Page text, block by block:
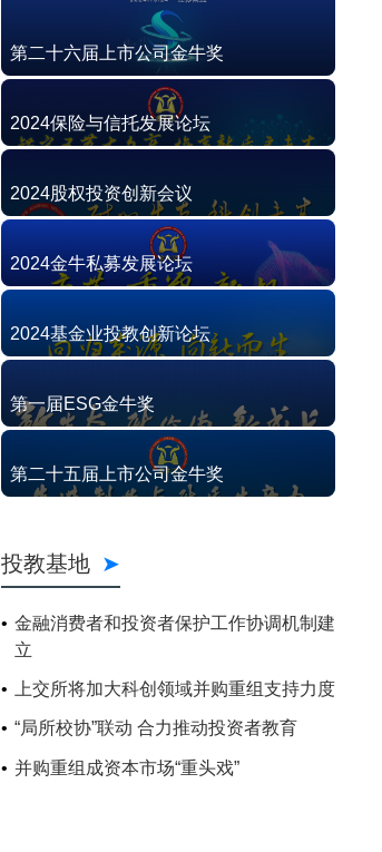
第二十六届上市公司金牛奖
2024保险与信托发展论坛
2024股权投资创新会议
2024金牛私募发展论坛
2024基金业投教创新论坛
第一届ESG金牛奖
第二十五届上市公司金牛奖
投教基地
金融消费者和投资者保护工作协调机制建
立
上交所将加大科创领域并购重组支持力度
“局所校协”联动 合力推动投资者教育
并购重组成资本市场“重头戏”